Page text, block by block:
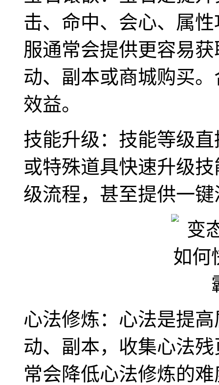
击、命中、会心、属
服通常会提供更容易
动、副本或商城购买
效益。
技能升级：技能等级
或特殊道具快速升级
级流程，甚至提供一
心法修炼：心法是提
动、副本，收集心法
常会降低心法修炼的